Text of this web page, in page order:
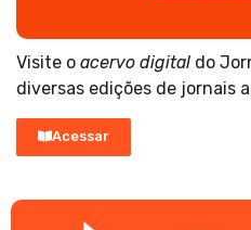
Visite o acervo digital do
diversas edições de jornais
Acessar